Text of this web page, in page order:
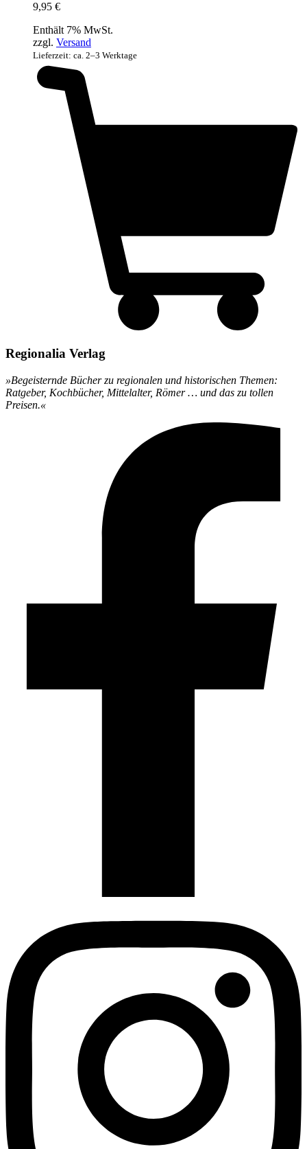
9,95 €
Enthält 7% MwSt.
zzgl. Versand
Lieferzeit: ca. 2–3 Werktage
Regionalia Verlag
»Begeisternde Bücher zu regionalen und historischen Themen:
Ratgeber, Kochbücher, Mittelalter, Römer … und das zu tollen
Preisen.«